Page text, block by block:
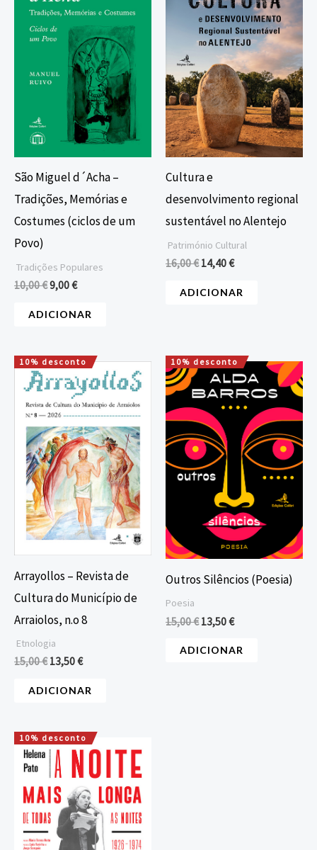
São Miguel d´Acha –
Tradições, Memórias e
Costumes (ciclos de um
Povo)
Tradições Populares
10,00€
era:
9,00€
é:
ADICIONAR
Cultura e
desenvolvimento regional
sustentável no Alentejo
Património Cultural
16,00€
era:
16,00 €.
14,40€
é:
14,40 €.
ADICIONAR
10% desconto
Arrayollos – Revista de
Cultura do Município de
Arraiolos, n.o 8
Etnologia
15,00€
O
preço
original
era:
15,00 €.
13,50€
O
preço
atual
é:
13,50 €.
ADICIONAR
10% desconto
Outros Silêncios (Poesia)
Poesia
15,00€
O
preço
original
era:
15,00 €.
13,50€
O
preço
atual
é:
13,50 €.
ADICIONAR
10% desconto
O
preço
original
era:
16,00 €.
O
preço
atual
14,40 €.